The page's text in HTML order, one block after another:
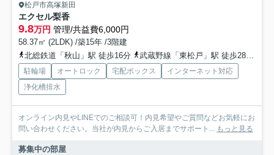
松戸市高塚新田
エクセル梨香
9.8万円 管理/共益費6,000円
58.37㎡ (2LDK) /築15年 /3階建
北総鉄道「秋山」駅 徒歩16分
武蔵野線「東松戸」駅 徒歩28分
駐輪場 オートロック 宅配ボックス
インターネット対応
浄化槽排水
オンライン内見やLINEでのご相談可！内見希望やご質問などお気軽にお
問い合わせください。当社が内見からご入居までサポート... もっと見る
募集中の部屋